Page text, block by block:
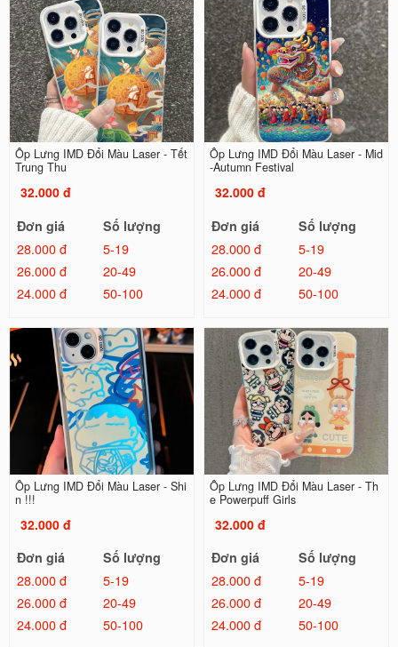
Ốp Lưng IMD Đổi Màu Laser - Tết
Trung Thu
32.000 đ
Đơn giá
Số lượng
28.000 đ
5-19
26.000 đ
20-49
24.000 đ
50-100
Ốp Lưng IMD Đổi Màu Laser - Mid
-Autumn Festival
32.000 đ
Đơn giá
Số lượng
28.000 đ
5-19
26.000 đ
20-49
24.000 đ
50-100
Ốp Lưng IMD Đổi Màu Laser - Shi
n !!!
32.000 đ
Đơn giá
Số lượng
28.000 đ
5-19
26.000 đ
20-49
24.000 đ
50-100
Ốp Lưng IMD Đổi Màu Laser - Th
e Powerpuff Girls
32.000 đ
Đơn giá
Số lượng
28.000 đ
5-19
26.000 đ
20-49
24.000 đ
50-100